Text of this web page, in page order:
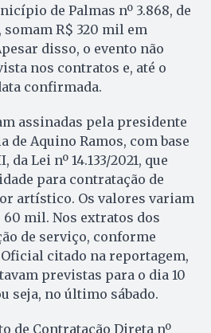
de Palmas nº 3.868, de
somam R$ 320 mil em
disso, o evento não
nos contratos e, até o
confirmada.
assinadas pela presidente
de Aquino Ramos, com base
Lei nº 14.133/2021, que
para contratação de
artístico. Os valores variam
60 mil. Nos extratos dos
de serviço, conforme
citado na reportagem,
previstas para o dia 10
seja, no último sábado.
de Contratação Direta nº